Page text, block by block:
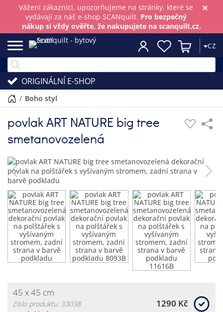
×
Vážení zákazníci, upozorňujeme na stránky, které se
vydávají za náš e-shop SCANquilt. Pro bezpečný
nákup si vždy ověřte, že nakupujete na scanquilt.cz.
CZ
ORIGINÁLNÍ E-SHOP
/ boho styl
povlak ART NATURE big tree
smetanovozelená
45 x 45 cm
číslo produktu: 33038
1290 Kč